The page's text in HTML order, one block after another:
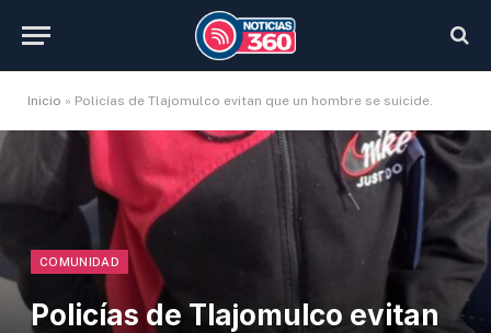
Inicio » Policías de Tlajomulco evitan que un hombre se suicide.
COMUNIDAD
Policías de Tlajomulco evitan